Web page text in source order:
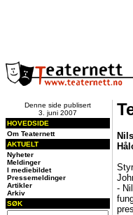
Denne side publisert
3. juni 2007
HOVEDSIDE
Om Teaternett
AKTUELT
Nyheter
Meldinger
I mediebildet
Pressemeldinger
Artikler
Arkiv
SØK
-